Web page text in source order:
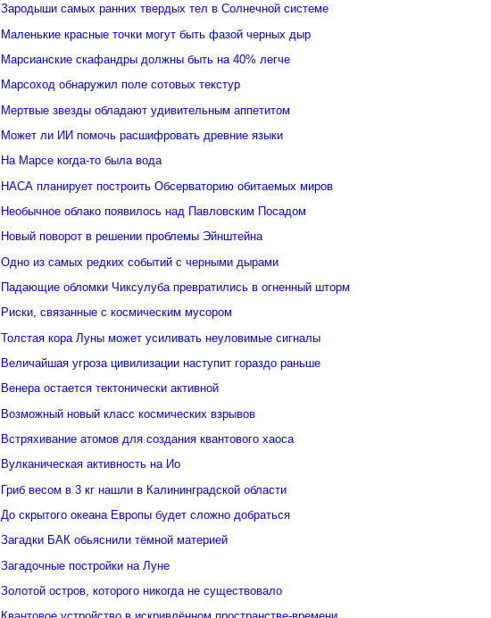
Зародыши самых ранних твердых тел в Солнечной системе
Маленькие красные точки могут быть фазой черных дыр
Марсианские скафандры должны быть на 40% легче
Марсоход обнаружил поле сотовых текстур
Мертвые звезды обладают удивительным аппетитом
Может ли ИИ помочь расшифровать древние языки
На Марсе когда-то была вода
НАСА планирует построить Обсерваторию обитаемых миров
Необычное облако появилось над Павловским Посадом
Новый поворот в решении проблемы Эйнштейна
Одно из самых редких событий с черными дырами
Падающие обломки Чиксулуба превратились в огненный шторм
Риски, связанные с космическим мусором
Толстая кора Луны может усиливать неуловимые сигналы
Величайшая угроза цивилизации наступит гораздо раньше
Венера остается тектонически активной
Возможный новый класс космических взрывов
Встряхивание атомов для создания квантового хаоса
Вулканическая активность на Ио
Гриб весом в 3 кг нашли в Калининградской области
До скрытого океана Европы будет сложно добраться
Загадки БАК обьяснили тёмной материей
Загадочные постройки на Луне
Золотой остров, которого никогда не существовало